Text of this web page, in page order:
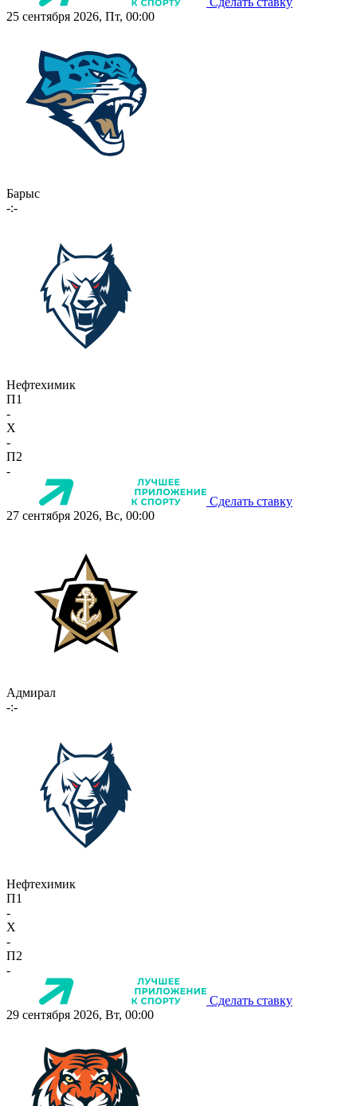
25 сентября 2026, Пт, 00:00
Барыс
-:-
Нефтехимик
П1
-
X
-
П2
-
Сделать ставку
27 сентября 2026, Вс, 00:00
Адмирал
-:-
Нефтехимик
П1
-
X
-
П2
-
Сделать ставку
29 сентября 2026, Вт, 00:00